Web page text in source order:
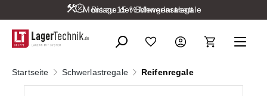
Bis zu 15 % Mengenrabatt
Montage der Schwerlastregale
Startseite Schwerlastregale Reifenregale